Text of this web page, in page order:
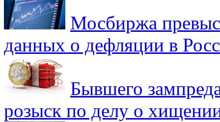
Мосбиржа
данных о дефляции в
Бывшего
розыск по делу о